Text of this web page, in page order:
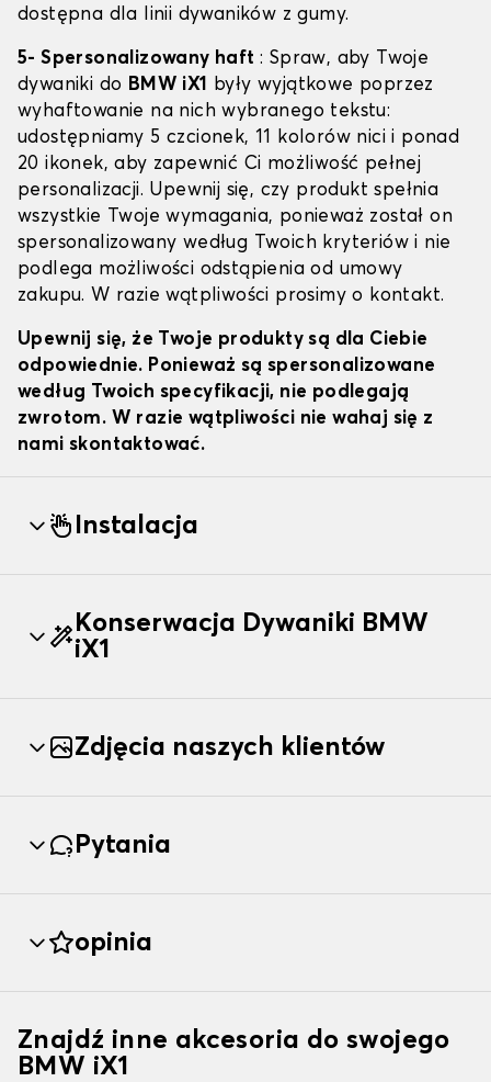
dostępna dla linii dywaników z gumy.
5- Spersonalizowany haft : Spraw, aby Twoje
dywaniki do BMW iX1 były wyjątkowe poprzez
wyhaftowanie na nich wybranego tekstu:
udostępniamy 5 czcionek, 11 kolorów nici i ponad
20 ikonek, aby zapewnić Ci możliwość pełnej
personalizacji. Upewnij się, czy produkt spełnia
wszystkie Twoje wymagania, ponieważ został on
spersonalizowany według Twoich kryteriów i nie
podlega możliwości odstąpienia od umowy
zakupu. W razie wątpliwości prosimy o kontakt.
Upewnij się, że Twoje produkty są dla Ciebie
odpowiednie. Ponieważ są spersonalizowane
według Twoich specyfikacji, nie podlegają
zwrotom. W razie wątpliwości nie wahaj się z
nami skontaktować.
Instalacja
Konserwacja Dywaniki BMW
iX1
Zdjęcia naszych klientów
Pytania
opinia
Znajdź inne akcesoria do swojego
BMW iX1